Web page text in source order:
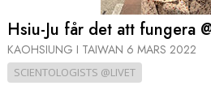
Hsiu-Ju får det att fungera
KAOHSIUNG I TAIWAN 6 MARS 2022
SCIENTOLOGISTS @LIVET